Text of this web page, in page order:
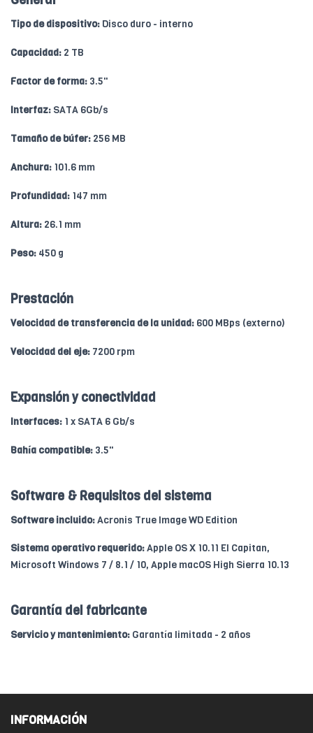
Tipo de dispositivo: Disco duro - interno
Capacidad: 2 TB
Factor de forma: 3.5"
Interfaz: SATA 6Gb/s
Tamaño de búfer: 256 MB
Anchura: 101.6 mm
Profundidad: 147 mm
Altura: 26.1 mm
Peso: 450 g
Prestación
Velocidad de transferencia de la unidad: 600 MBps (externo)
Velocidad del eje: 7200 rpm
Expansión y conectividad
Interfaces: 1 x SATA 6 Gb/s
Bahía compatible: 3.5"
Software & Requisitos del sistema
Software incluido:Acronis True Image WD Edition
Sistema operativo requerido:Apple OS X 10.11 El Capitan,
Microsoft Windows 7 / 8.1 / 10, Apple macOS High Sierra 10.13
Garantía del fabricante
Servicio y mantenimiento: Garantía limitada - 2 años
INFORMACIÓN